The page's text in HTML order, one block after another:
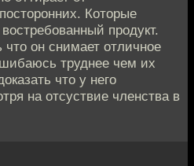
Которые
продукт.
он снимает отличное
труднее чем их
что у него
на отсуствие членства в